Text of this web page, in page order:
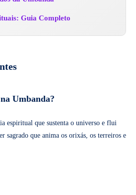
Guia Completo
Umbanda?
espiritual que sustenta o universo e flui
sagrado que anima os orixás, os terreiros e